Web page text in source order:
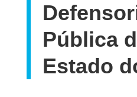
Pública
Estado